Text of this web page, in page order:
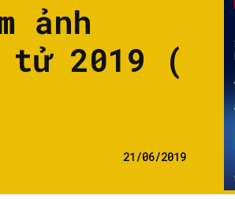
ảnh
2019 (
21/06/2019